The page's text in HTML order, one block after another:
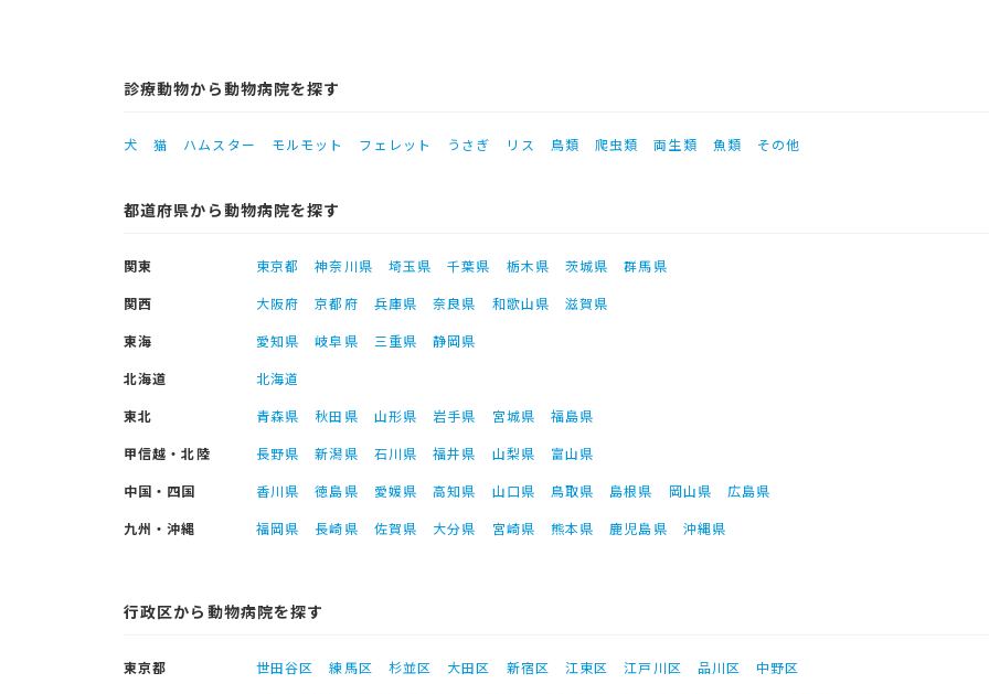
診療動物から動物病院を探す
犬 猫 ハムスター モルモット フェレット うさぎ リス 鳥類 爬虫類 両生類 魚類 その他
都道府県から動物病院を探す
関東 東京都 神奈川県 埼玉県 千葉県 栃木県 茨城県
群馬県
関西
大阪府 京都府 兵庫県 奈良県 和歌山県
滋賀県
東海
愛知県 岐阜県 三重県
静岡県
北海道
北海道
東北
青森県 秋田県 山形県 岩手県 宮城県
福島県
甲信越・北陸
長野県 新潟県 石川県 福井県 山梨県
富山県
中国・四国
香川県 徳島県 愛媛県 高知県 山口県 鳥取県 島根県 岡山県
広島県
九州・沖縄
福岡県 長崎県 佐賀県 大分県 宮崎県 熊本県 鹿児島県 沖縄県
行政区から動物病院を探す
東京都 世田谷区 練馬区 杉並区 大田区 新宿区 江東区 江戸川区 品川区
中野区